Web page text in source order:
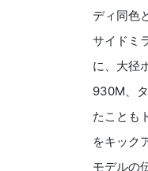
ディ同色
サイドミ
に、大径
930M、
たことも
をキック
モデルの